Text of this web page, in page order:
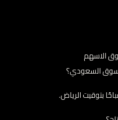
الاسهم